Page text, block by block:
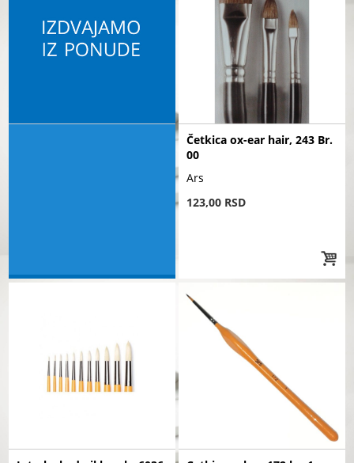
Četkica ox-ear hair, 243 Br.
00
Ars
123,00 RSD